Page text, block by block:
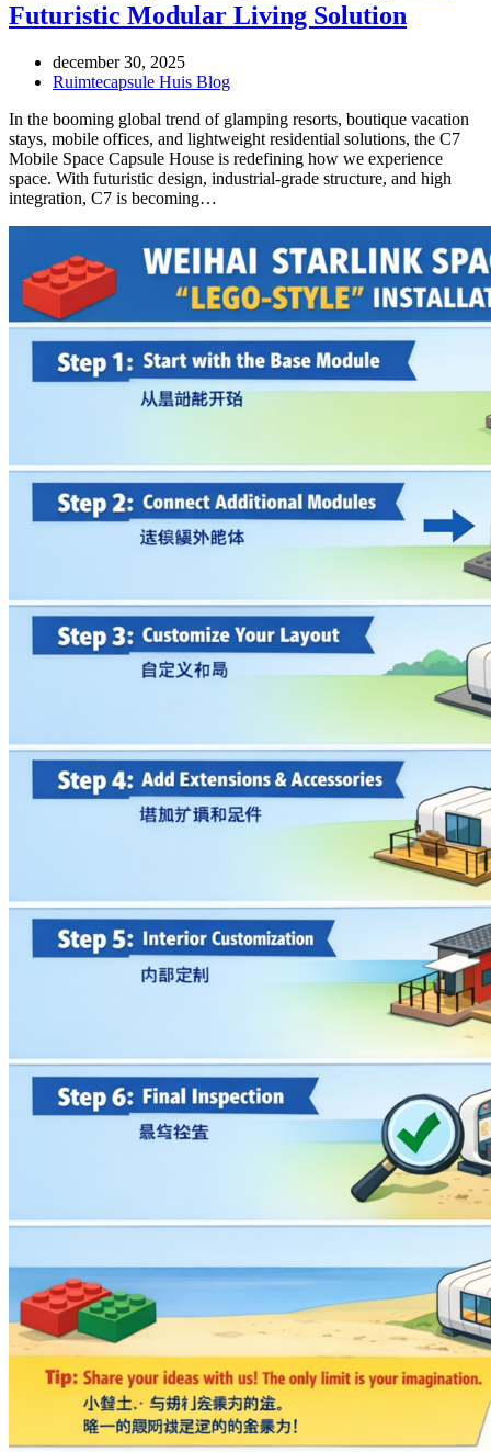
Futuristic Modular Living Solution
december 30, 2025
Ruimtecapsule Huis Blog
In the booming global trend of glamping resorts, boutique vacation
stays, mobile offices, and lightweight residential solutions, the C7
Mobile Space Capsule House is redefining how we experience
space. With futuristic design, industrial-grade structure, and high
integration, C7 is becoming…